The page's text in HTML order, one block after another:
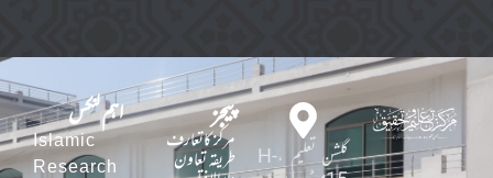
اہم لنکس
Islamic
Research
پیجز
مرکز کاتعارف
طریقہ تعاون گلشن تعلیم ،H-